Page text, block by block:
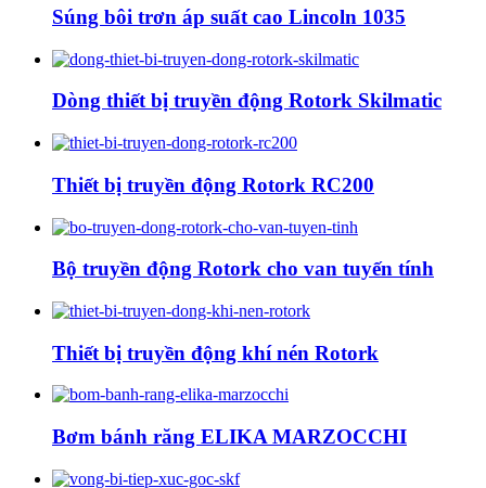
Súng bôi trơn áp suất cao Lincoln 1035
Dòng thiết bị truyền động Rotork Skilmatic
Thiết bị truyền động Rotork RC200
Bộ truyền động Rotork cho van tuyến tính
Thiết bị truyền động khí nén Rotork
Bơm bánh răng ELIKA MARZOCCHI